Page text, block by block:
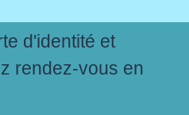
d'identité et
rendez-vous en